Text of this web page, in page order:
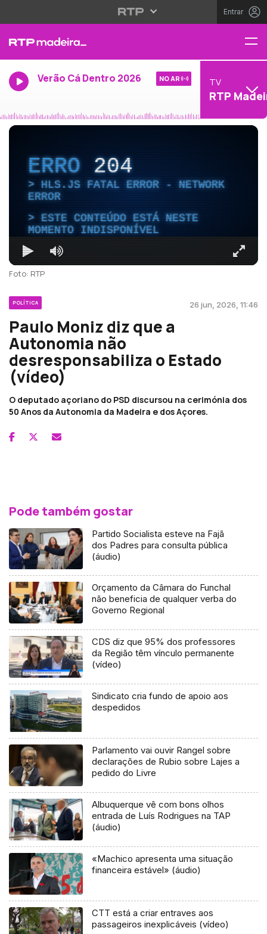
Entrar
Verão Cá Dentro 2026 NO AR TV
RTP
ERRO204
HLS.JS FATAL ERROR - NETWORK
ERROR
ESTE CONTEÚDO ESTÁ NESTE
MOMENTO INDISPONÍVEL
Foto: RTP
POLÍTICA 26 jun, 2026, 11:46
Paulo Moniz diz que a
Autonomia não
desresponsabiliza o Estado
(vídeo)
O deputado açoriano do PSD discursou na cerimónia dos
50 Anos da Autonomia da Madeira e dos Açores.
Pode também gostar
Partido Socialista esteve na Fajã
dos Padres para consulta pública
(áudio)
Orçamento da Câmara do Funchal
não beneficia de qualquer verba do
Governo Regional
CDS diz que 95% dos professores
da Região têm vínculo permanente
(vídeo)
Sindicato cria fundo de apoio aos
despedidos
Parlamento vai ouvir Rangel sobre
declarações de Rubio sobre Lajes a
pedido do Livre
Albuquerque vê com bons olhos
entrada de Luís Rodrigues na TAP
(áudio)
«Machico apresenta uma situação
financeira estável» (áudio)
CTT está a criar entraves aos
passageiros inexplicáveis (vídeo)